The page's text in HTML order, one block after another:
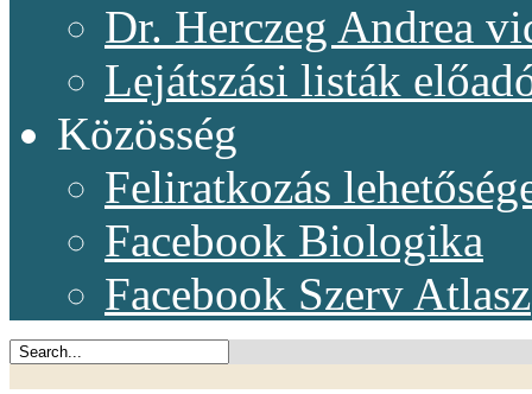
Dr. Herczeg Andrea
Lejátszási listák
Közösség
Feliratkozás
Facebook Biologika
Facebook Szerv Atlasz